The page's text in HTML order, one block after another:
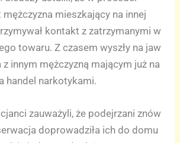
mieszkający na innej
kontakt z zatrzymanymi w
towaru. Z czasem wyszły na jaw
innym mężczyzną mającym już na
handel narkotykami.
zauważyli, że podejrzani znów
doprowadziła ich do domu